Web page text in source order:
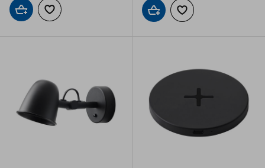
Προσθήκη στο καλάθι
Προσθήκη στα αγαπημένα Προσθήκη στο καλάθι
Προσθήκη στα